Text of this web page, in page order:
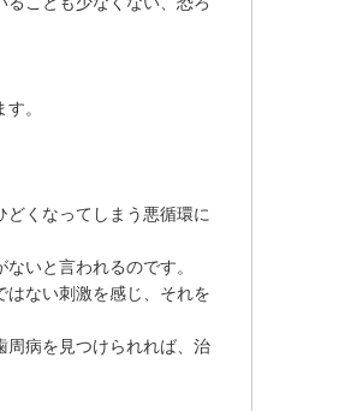
。
くなってしまう悪循環に
いと言われるのです。
ない刺激を感じ、それを
周病を見つけられれば、治